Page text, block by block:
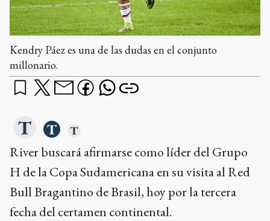
Kendry Páez es una de las dudas en el conjunto
millonario.
River buscará afirmarse como líder del Grupo
H de la Copa Sudamericana en su visita al Red
Bull Bragantino de Brasil, hoy por la tercera
fecha del certamen continental.